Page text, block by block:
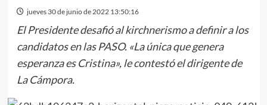
jueves 30 de junio de 2022 13:50:16
El Presidente desafió al kirchnerismo a definir a los
candidatos en las PASO. «La única que genera
esperanza es Cristina», le contestó el dirigente de
La Cámpora.